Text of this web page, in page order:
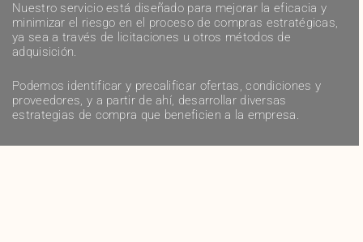
Nuestro servicio está diseñado para mejorar la eficacia y
minimizar el riesgo en el proceso de compras estratégicas,
ya sea a través de licitaciones u otros métodos de
adquisición.
Podemos identificar y precalificar ofertas, condiciones y
proveedores, y a partir de ahí, desarrollar diversas
estrategias de compra que beneficien a la empresa.